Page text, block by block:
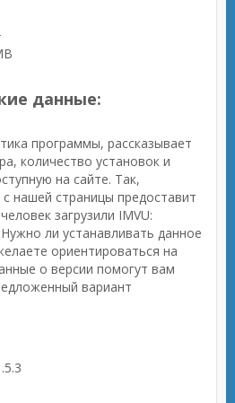
данные:
программы, рассказывает
количество установок и
на сайте. Так,
нашей страницы предоставит
загрузили IMVU:
ли устанавливать данное
ориентироваться на
о версии помогут вам
вариант